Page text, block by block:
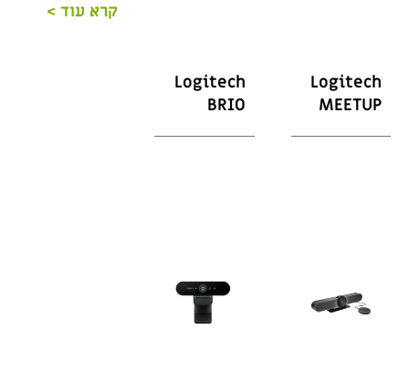
קרא עוד >
Logitech
MEETUP
Logitech
BRIO